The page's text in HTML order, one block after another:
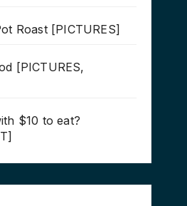
Roast [PICTURES]
[PICTURES,
$10 to eat?